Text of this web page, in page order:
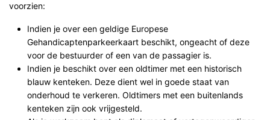
voorzien:
Indien je over een geldige Europese
Gehandicaptenparkeerkaart beschikt, ongeacht of deze
voor de bestuurder of een van de passagier is.
Indien je beschikt over een oldtimer met een historisch
blauw kenteken. Deze dient wel in goede staat van
onderhoud te verkeren. Oldtimers met een buitenlands
kenteken zijn ook vrijgesteld.